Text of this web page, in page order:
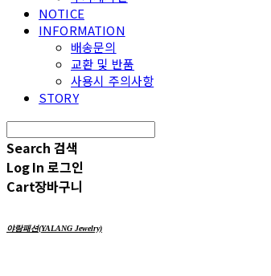
NOTICE
INFORMATION
배송문의
교환 및 반품
사용시 주의사항
STORY
Search 검색
Log In 로그인
Cart장바구니
야랑패션(YALANG Jewelry)